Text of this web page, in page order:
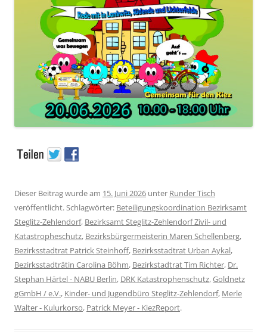
Dieser Beitrag wurde am 15. Juni 2026 unter Runder Tisch
veröffentlicht. Schlagwörter: Beteiligungskoordination Bezirksamt
Steglitz-Zehlendorf, Bezirksamt Steglitz-Zehlendorf Zivil- und
Katastropheschutz, Bezirksbürgermeisterin Maren Schellenberg,
Bezirksstadtrat Patrick Steinhoff, Bezirksstadtrat Urban Aykal,
Bezirksstadträtin Carolina Böhm, Bezirkstadtrat Tim Richter, Dr.
Stephan Härtel - NABU Berlin, DRK Katastrophenschutz,Goldnetz
gGmbH / e.V., Kinder- und Jugendbüro Steglitz-Zehlendorf, Merle
Walter - Kulurkorso, Patrick Meyer - KiezReport.